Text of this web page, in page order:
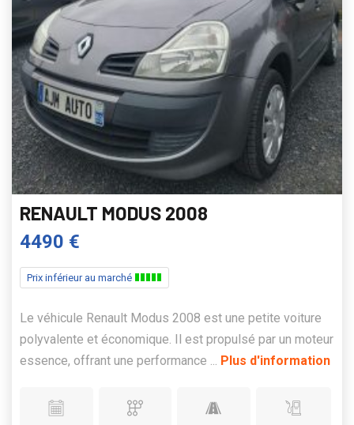
RENAULT MODUS 2008
4490 €
Prix inférieur au marché
Le véhicule Renault Modus 2008 est une petite voiture
polyvalente et économique. Il est propulsé par un moteur
essence, offrant une performance ... Plus d'information